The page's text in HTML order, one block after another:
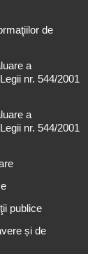
de
a
nr. 544/2001
a
nr. 544/2001
publice
și de